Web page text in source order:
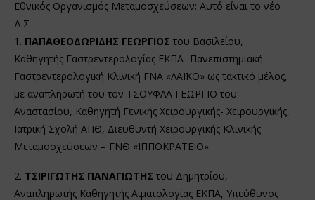
Εθνικός Οργανισμός Μεταμοσχεύσεων: Αυτό είναι το νέο
Δ.Σ
1. ΠΑΠΑΘΕΟΔΩΡΙΔΗΣ ΓΕΩΡΓΙΟΣ του Βασιλείου,
Καθηγητής Γαστρεντερολογίας ΕΚΠΑ- Πανεπιστημιακή
Γαστρεντερολογική Κλινική ΓΝΑ «ΛΑΪΚΟ» ως τακτικό μέλος,
με αναπληρωτή του τον ΤΣΟΥΦΛΑ ΓΕΩΡΓΙΟ του
Αναστασίου, Καθηγητή Γενικής Χειρουργικής- Χειρουργικής,
Ιατρική Σχολή ΑΠΘ, Διευθυντή Χειρουργικής Κλινικής
Μεταμοσχεύσεων – ΓΝΘ «ΙΠΠΟΚΡΑΤΕΙΟ»
2. ΤΣΙΡΙΓΩΤΗΣ ΠΑΝΑΓΙΩΤΗΣ του Δημητρίου,
Αναπληρωτής Καθηγητής Αιματολογίας ΕΚΠΑ, Υπεύθυνος